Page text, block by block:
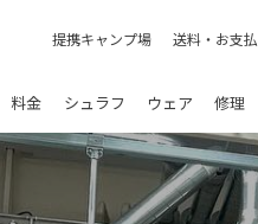
提携キャンプ場 送料・お支払
料金 シュラフ ウェア 修理